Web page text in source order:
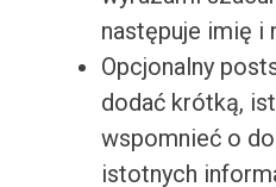
następuje imię i
Opcjonalny
dodać krótką,
wspomnieć o
istotnych